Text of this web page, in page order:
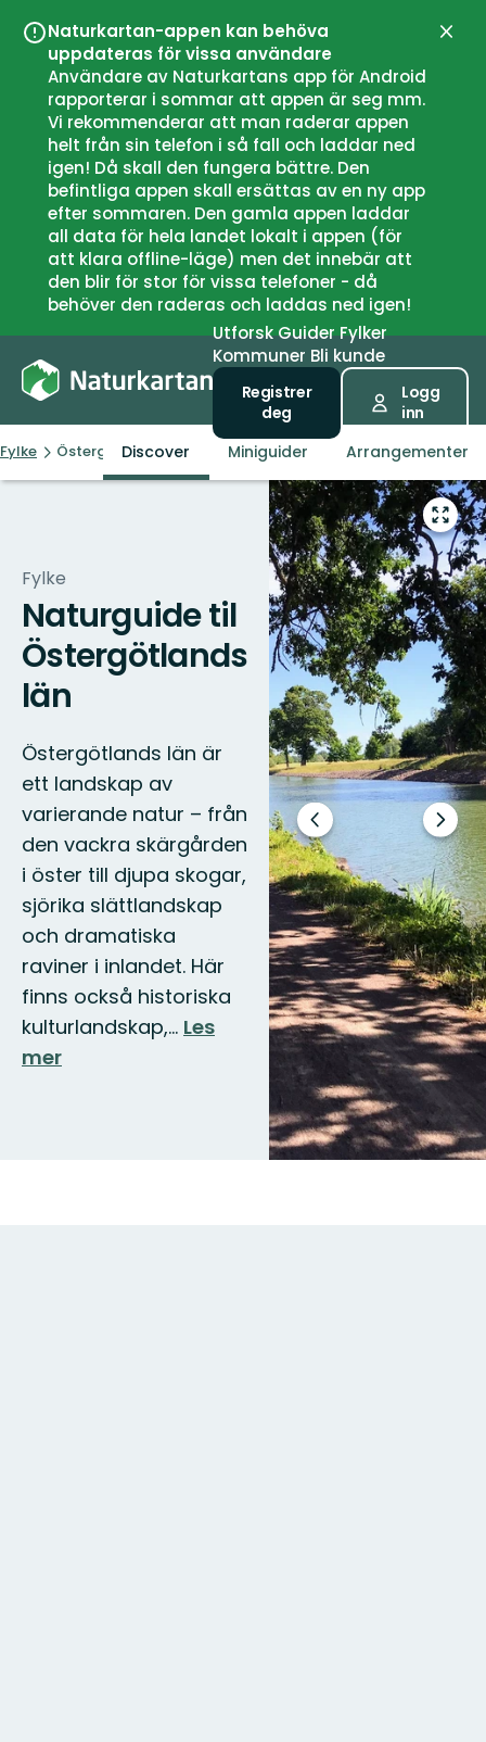
Naturkartan-appen kan behöva
uppdateras för vissa användare
Användare av Naturkartans app för Android
rapporterar i sommar att appen är seg mm.
Vi rekommenderar att man raderar appen
helt från sin telefon i så fall och laddar ned
igen! Då skall den fungera bättre. Den
befintliga appen skall ersättas av en ny app
efter sommaren. Den gamla appen laddar
all data för hela landet lokalt i appen (för
att klara offline-läge) men det innebär att
den blir för stor för vissa telefoner - då
behöver den raderas och laddas ned igen!
Lukk
UtforskGuiderFylker
Kommuner Bli kunde
Registrer
deg
Logg
inn
Fylke Östergötlands län
Discover Miniguider Arrangementer
Fylke
Naturguide til
Östergötlands
län
Östergötlands län är
ett landskap av
varierande natur – från
den vackra skärgården
i öster till djupa skogar,
sjörika slättlandskap
och dramatiska
raviner i inlandet. Här
finns också historiska
kulturlandskap,… Les
mer
Gå
til
Forrige
lysbilde
Neste
slide